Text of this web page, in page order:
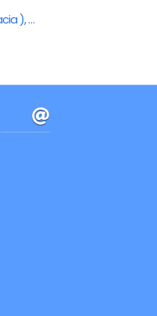
Cinema Mon Amour ( fost Dacia ), Piatra-Neamt